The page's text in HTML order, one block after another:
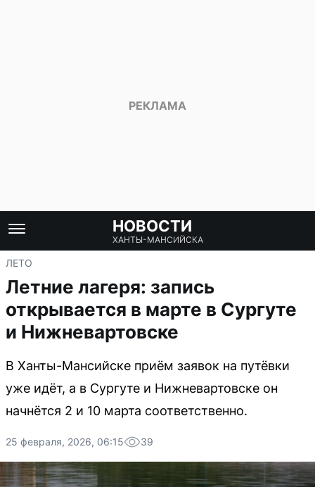
НОВОСТИ
ХАНТЫ-МАНСИЙСКА
ЛЕТО
Летние лагеря: запись
открывается в марте в Сургуте
и Нижневартовске
В Ханты-Мансийске приём заявок на путёвки
уже идёт, а в Сургуте и Нижневартовске он
начнётся 2 и 10 марта соответственно.
25 февраля, 2026, 06:15 39